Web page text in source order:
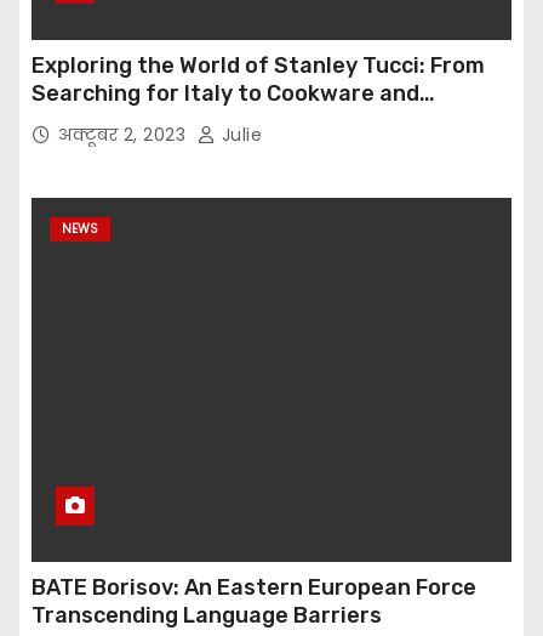
Exploring the World of Stanley Tucci: From
Searching for Italy to Cookware and
Immersive Dining Experiences
अक्टूबर 2, 2023 Julie
NEWS
BATE Borisov: An Eastern European Force
Transcending Language Barriers